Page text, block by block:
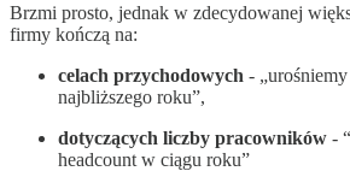
Brzmi prosto, jednak w zdecydowanej
firmy kończą na:
celach przychodowych -
najbliższego roku”,
dotyczących liczby pracowników -
headcount w ciągu roku”